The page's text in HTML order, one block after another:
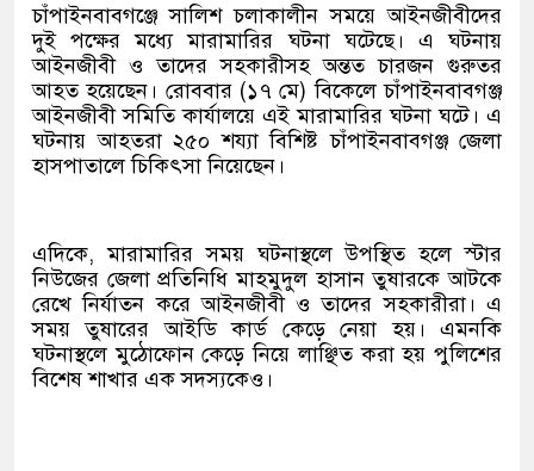
চাঁপাইনবাবগঞ্জে সালিশ চলাকালীন সময়ে আইনজীবীদের
দুই পক্ষের মধ্যে মারামারির ঘটনা ঘটেছে। এ ঘটনায়
আইনজীবী ও তাদের সহকারীসহ অন্তত চারজন গুরুতর
আহত হয়েছেন। রোববার (১৭ মে) বিকেলে চাঁপাইনবাবগঞ্জ
আইনজীবী সমিতি কার্যালয়ে এই মারামারির ঘটনা ঘটে। এ
ঘটনায় আহতরা ২৫০ শয্যা বিশিষ্ট চাঁপাইনবাবগঞ্জ জেলা
হাসপাতালে চিকিৎসা নিয়েছেন।
এদিকে, মারামারির সময় ঘটনাস্থলে উপস্থিত হলে স্টার
নিউজের জেলা প্রতিনিধি মাহমুদুল হাসান তুষারকে আটকে
রেখে নির্যাতন করে আইনজীবী ও তাদের সহকারীরা। এ
সময় তুষারের আইডি কার্ড কেড়ে নেয়া হয়। এমনকি
ঘটনাস্থলে মুঠোফোন কেড়ে নিয়ে লাঞ্ছিত করা হয় পুলিশের
বিশেষ শাখার এক সদস্যকেও।